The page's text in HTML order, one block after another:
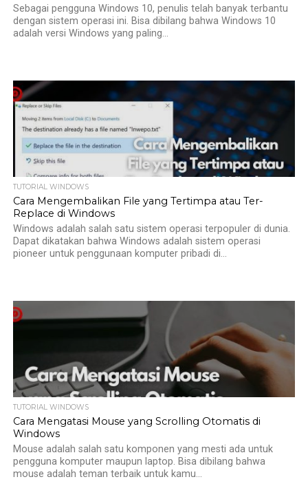
Sebagai pengguna Windows 10, penulis telah banyak terbantu
dengan sistem operasi ini. Bisa dibilang bahwa Windows 10
adalah versi Windows yang paling...
TUTORIAL WINDOWS
Cara Mengembalikan File yang Tertimpa atau Ter-
Replace di Windows
Windows adalah salah satu sistem operasi terpopuler di dunia.
Dapat dikatakan bahwa Windows adalah sistem operasi
pioneer untuk penggunaan komputer pribadi di...
TUTORIAL WINDOWS
Cara Mengatasi Mouse yang Scrolling Otomatis di
Windows
Mouse adalah salah satu komponen yang mesti ada untuk
pengguna komputer maupun laptop. Bisa dibilang bahwa
mouse adalah teman terbaik untuk kamu...